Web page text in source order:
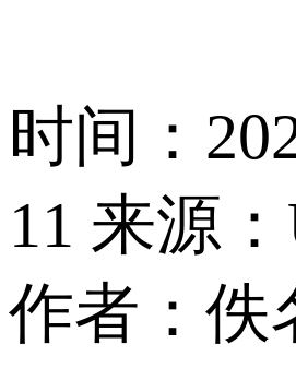
时间：
11 来源
作者：佚